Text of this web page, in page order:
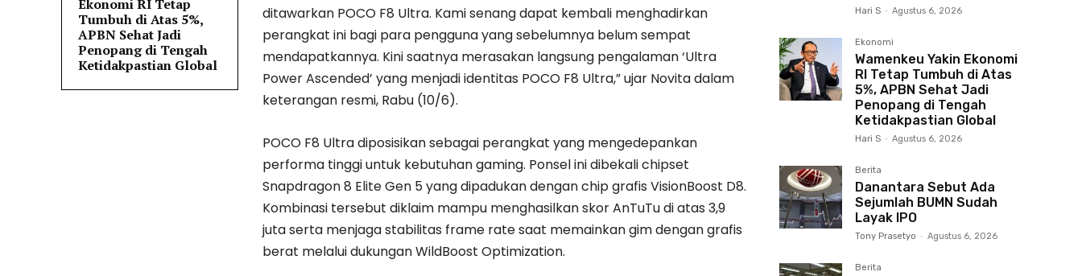
Ekonomi RI Tetap
Tumbuh di Atas 5%,
APBN Sehat Jadi
Penopang di Tengah
Ketidakpastian Global
ditawarkan POCO F8 Ultra. Kami senang dapat kembali menghadirkan
perangkat ini bagi para pengguna yang sebelumnya belum sempat
mendapatkannya. Kini saatnya merasakan langsung pengalaman ‘Ultra
Power Ascended’ yang menjadi identitas POCO F8 Ultra,” ujar Novita dalam
keterangan resmi, Rabu (10/6).
POCO F8 Ultra diposisikan sebagai perangkat yang mengedepankan
performa tinggi untuk kebutuhan gaming. Ponsel ini dibekali chipset
Snapdragon 8 Elite Gen 5 yang dipadukan dengan chip grafis VisionBoost D8.
Kombinasi tersebut diklaim mampu menghasilkan skor AnTuTu di atas 3,9
juta serta menjaga stabilitas frame rate saat memainkan gim dengan grafis
berat melalui dukungan WildBoost Optimization.
Hari S - Agustus 6, 2026
Ekonomi
Wamenkeu Yakin Ekonomi
RI Tetap Tumbuh di Atas
5%, APBN Sehat Jadi
Penopang di Tengah
Ketidakpastian Global
Hari S - Agustus 6, 2026
Berita
Danantara Sebut Ada
Sejumlah BUMN Sudah
Layak IPO
Tony Prasetyo - Agustus 6, 2026
Berita